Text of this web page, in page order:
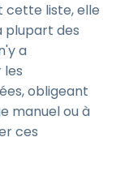
cette liste, elle
plupart des
a
obligeant
manuel ou à
ces